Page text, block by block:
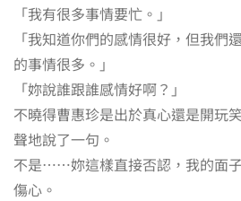
「我有很多事情要忙。」
「我知道你們的感情很好，但我們
的事情很多。」
「妳說誰跟誰感情好啊？」
不曉得曹惠珍是出於真心還是開玩
聲地說了一句。
不是……妳這樣直接否認，我的面
傷心。